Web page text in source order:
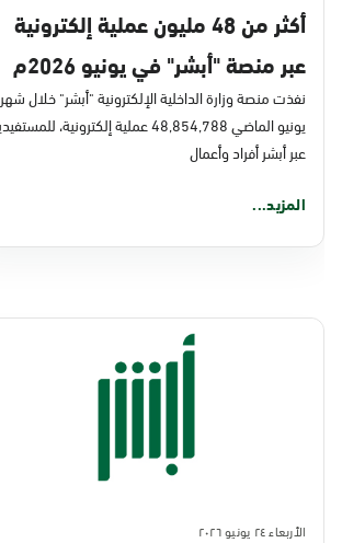
أكثر من 48 مليون عملية إلكترونية
عبر منصة "أبشر" في يونيو 2026م
نفذت منصة وزارة الداخلية الإلكترونية "أبشر" خلال شهر
يونيو الماضي 48,854,788 عملية إلكترونية،
عبر أبشر أفراد وأعمال
المزيد...
الأربعاء ٢٤ يونيو ٢٠٢٦